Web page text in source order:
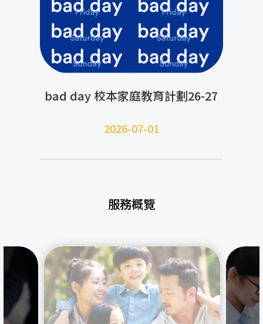
bad day 校本家庭教育計劃26-27
2026-07-01
服務概覽